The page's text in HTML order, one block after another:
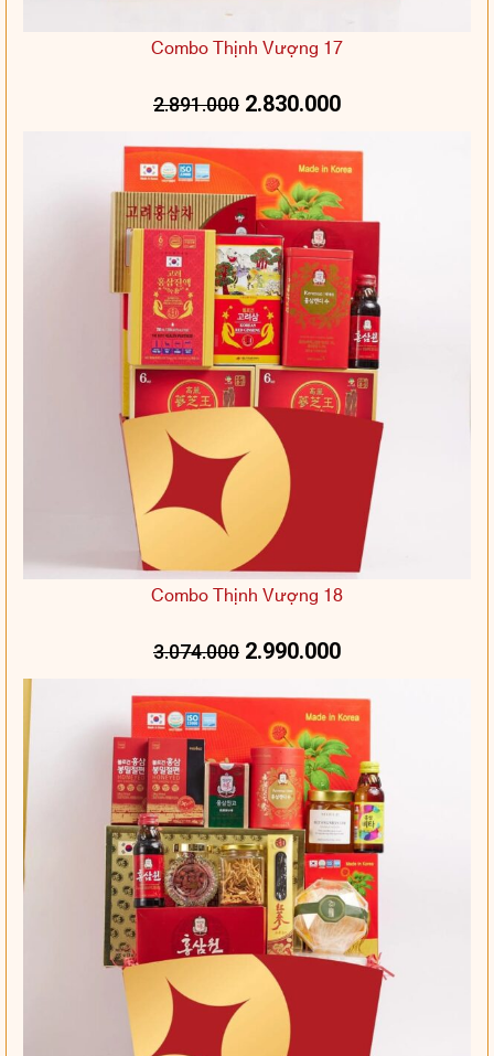
Combo Thịnh Vượng 17
2.891.000 2.830.000
Combo Thịnh Vượng 18
3.074.000 2.990.000